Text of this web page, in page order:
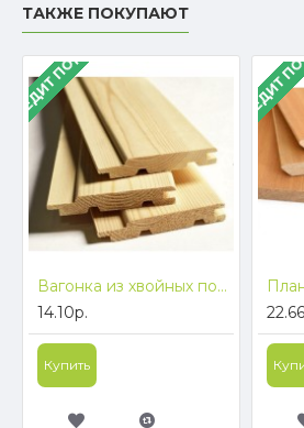
ТАКЖЕ ПОКУПАЮТ
ПОД 4%
Вагонка из хвойных пород древесины ComfortProm, 1м2
14.10р.
Купить
В